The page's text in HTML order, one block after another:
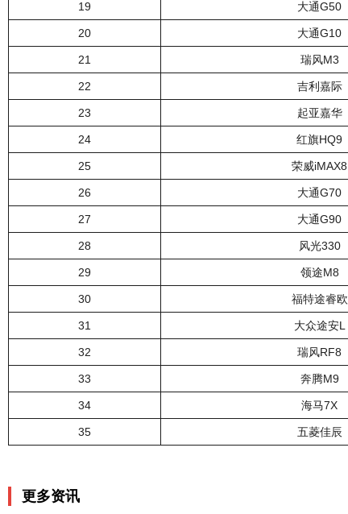
19 大通G50
20 大通G10
21 瑞风M3
22 吉利嘉际
23 起亚嘉华
24 红旗HQ9
25 荣威iMAX8
26 大通G70
27 大通G90
28 风光330
29 领途M8
30 福特途睿欧
31 大众途安L
32 瑞风RF8
33 奔腾M9
34 海马7X
35 五菱佳辰
更多资讯